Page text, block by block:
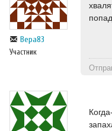
Вера83
Участник